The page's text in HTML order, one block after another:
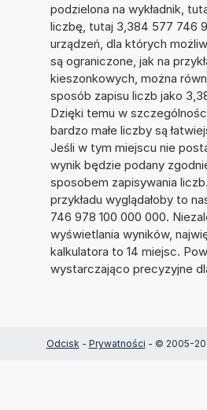
podzielona na wykładnik,
liczbę, tutaj 3,384 577 746
urządzeń, dla których
są ograniczone, jak na
kieszonkowych, można
sposób zapisu liczb jako
Dzięki temu w
bardzo małe liczby są
Jeśli w tym miejscu nie
wynik będzie podany
sposobem zapisywania
przykładu wyglądałoby to
746 978 100 000 000.
wyświetlania wyników,
kalkulatora to 14 miejsc.
wystarczająco precyzyjne
Odcisk - Prywatności - © 2005-